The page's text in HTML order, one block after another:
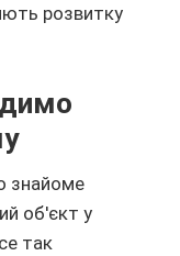
розвитку
знайоме
об'єкт у
так